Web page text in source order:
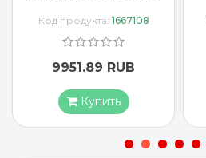
Код продукта:2598504
7660.81 RUB
Купить